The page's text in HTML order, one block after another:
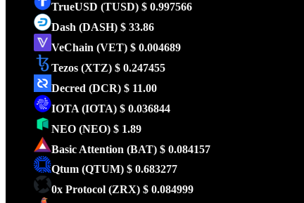
TrueUSD (TUSD) $ 0.997566
Dash (DASH) $ 33.86
VeChain (VET) $ 0.004689
Tezos (XTZ) $ 0.247455
Decred (DCR) $ 11.00
IOTA (IOTA) $ 0.036844
NEO (NEO) $ 1.89
Basic Attention (BAT) $ 0.084157
Qtum (QTUM) $ 0.683277
0x Protocol (ZRX) $ 0.084999